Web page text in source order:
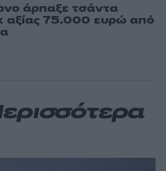
άρπαξε τσάντα
αξίας 75.000 ευρώ από